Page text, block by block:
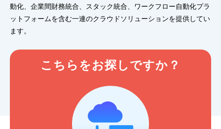
動化、企業間財務統合、スタック統合、ワークフロー自動化プラ
ットフォームを含む一連のクラウドソリューションを提供してい
ます。
こちらをお探しですか？